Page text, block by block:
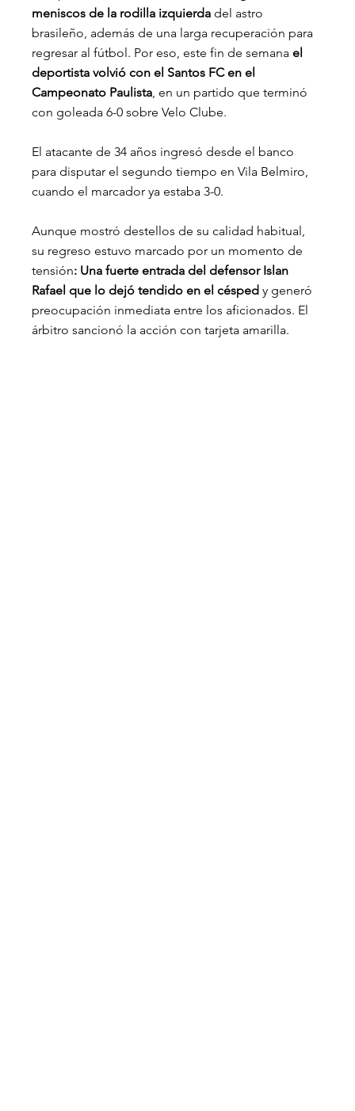
meniscos de la rodilla izquierda del astro
brasileño, además de una larga recuperación para
regresar al fútbol. Por eso, este fin de semana el
deportista volvió con el Santos FC en el
Campeonato Paulista , en un partido que terminó
con goleada 6-0 sobre Velo Clube.
El atacante de 34 años ingresó desde el banco
para disputar el segundo tiempo en Vila Belmiro,
cuando el marcador ya estaba 3-0.
Aunque mostró destellos de su calidad habitual,
su regreso estuvo marcado por un momento de
tensión: Una fuerte entrada del defensor Islan
Rafael que lo dejó tendido en el césped y generó
preocupación inmediata entre los aficionados. El
árbitro sancionó la acción con tarjeta amarilla.